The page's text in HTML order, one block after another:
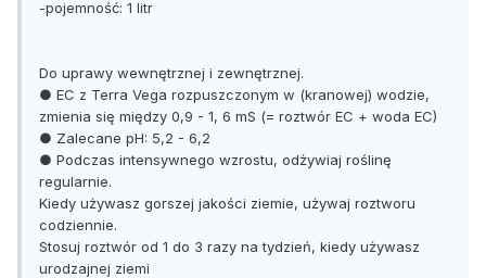
-pojemność: 1 litr
Do uprawy wewnętrznej i zewnętrznej.
● EC z Terra Vega rozpuszczonym w (kranowej) wodzie,
zmienia się między 0,9 - 1, 6 mS (= roztwór EC + woda EC)
● Zalecane pH: 5,2 - 6,2
● Podczas intensywnego wzrostu, odżywiaj roślinę
regularnie.
Kiedy używasz gorszej jakości ziemie, używaj roztworu
codziennie.
Stosuj roztwór od 1 do 3 razy na tydzień, kiedy używasz
urodzajnej ziemi